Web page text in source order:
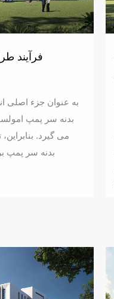
فرآیند
به عنوان جزء اصلی
بدنه سر پمپ
می گیرد.
بدنه سر پمپ